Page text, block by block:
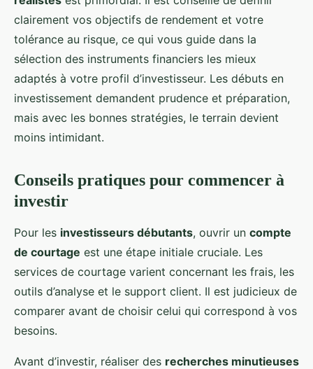
clairement vos objectifs de rendement et votre
tolérance au risque, ce qui vous guide dans la
sélection des instruments financiers les mieux
adaptés à votre profil d’investisseur. Les débuts en
investissement demandent prudence et préparation,
mais avec les bonnes stratégies, le terrain devient
moins intimidant.
Conseils pratiques pour commencer à
investir
Pour les investisseurs débutants, ouvrir un compte
de courtage est une étape initiale cruciale. Les
services de courtage varient concernant les frais, les
outils d’analyse et le support client. Il est judicieux de
comparer avant de choisir celui qui correspond à vos
besoins.
Avant d’investir, réaliser des recherches minutieuses